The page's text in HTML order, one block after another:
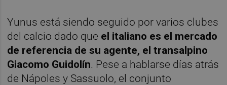
Yunus está siendo seguido por varios clubes
del calcio dado que el italiano es el mercado
de referencia de su agente, el transalpino
Giacomo Guidolín. Pese a hablarse días atrás
de Nápoles y Sassuolo, el conjunto